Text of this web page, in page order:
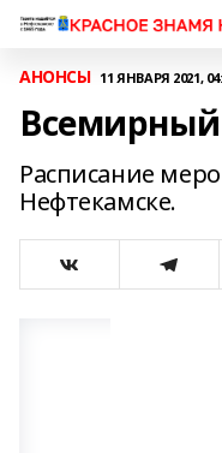
АНОНСЫ 11 ЯНВАРЯ 2021,
Всемирный
Расписание
Нефтекамске.